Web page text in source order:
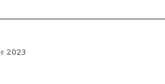
is op dit moment niet
zich blijft voordoen,
2023